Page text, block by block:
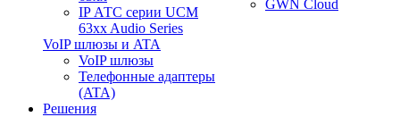
IP АТС серии UCM
63xx Audio Series
VoIP шлюзы и ATA
VoIP шлюзы
Телефонные адаптеры
(ATA)
GWN Cloud
Решения